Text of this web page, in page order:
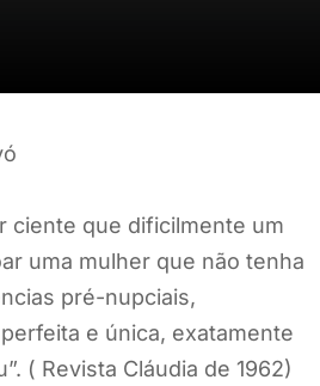
ciente que dificilmente um
uma mulher que não tenha
pré-nupciais,
e única, exatamente
( Revista Cláudia de 1962)